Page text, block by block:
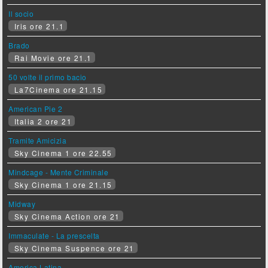
Il socio
Iris ore 21.1
Brado
Rai Movie ore 21.1
50 volte il primo bacio
La7Cinema ore 21.15
American Pie 2
Italia 2 ore 21
Tramite Amicizia
Sky Cinema 1 ore 22.55
Mindcage - Mente Criminale
Sky Cinema 1 ore 21.15
Midway
Sky Cinema Action ore 21
Immaculate - La prescelta
Sky Cinema Suspence ore 21